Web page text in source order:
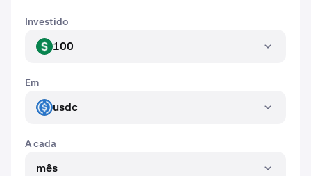
Investido
USD 100
Em
USDC usdc
A cada
mês